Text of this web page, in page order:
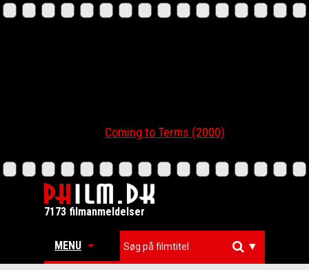
Coming to Terms (2000)
7173 filmanmeldelser
MENU ▼